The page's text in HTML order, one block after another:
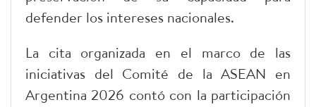
defender los intereses nacionales.
La cita organizada en el marco de las
iniciativas del Comité de la ASEAN en
Argentina 2026 contó con la participación